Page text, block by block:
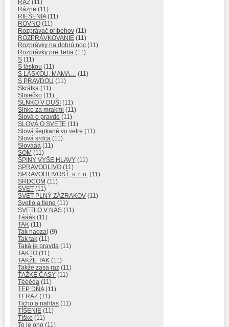
RAZ (11)
Rázne (11)
RIEŠENIA(11)
ROVNO (11)
Rozprávač príbehov (11)
ROZPRÁVKOVANIE (11)
Rozprávky na dobrú noc (11)
Rozprávky pre Teba (11)
S (11)
S láskou (11)
S LÁSKOU, MAMA… (11)
S PRAVDOU (11)
Skrátka (11)
Slniečko (11)
SLNKO V DUŠI (11)
Slnko za mrakmi (11)
Slová o pravde (11)
SLOVÁ O SVETE (11)
Slová šepkané vo vetre (11)
Slová srdca (11)
Slovááá (11)
SOM (11)
ŠPINY VYŠE HLAVY (11)
SPRAVODLIVO (11)
SPRAVODLIVOSŤ, s. r. o. (11)
SRDCOM (11)
SVET (11)
SVET PLNÝ ZÁZRAKOV (11)
Svetlo a tiene (11)
SVETLO V NÁS (11)
Tááák (11)
TAK (11)
Tak naozaj (9)
Tak tak (11)
Taká je pravda (11)
TAKTO (11)
TAKŽE TAK (11)
Takže zasa raz (11)
ŤAŽKÉ ČASY (11)
Téééda (11)
TEP DŇA(11)
TERAZ (11)
Ticho a nahlas (11)
TÍŠENIE (11)
Tíško (11)
To je ono (11)